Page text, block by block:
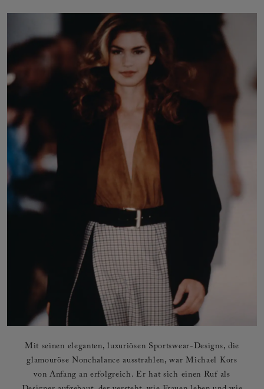
Mit seinen eleganten, luxuriösen Sportswear-Designs, die
glamouröse Nonchalance ausstrahlen, war Michael Kors
von Anfang an erfolgreich. Er hat sich einen Ruf als